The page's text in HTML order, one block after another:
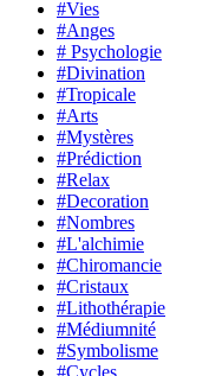
#Vies
#Anges
# Psychologie
#Divination
#Tropicale
#Arts
#Mystères
#Prédiction
#Relax
#Decoration
#Nombres
#L'alchimie
#Chiromancie
#Cristaux
#Lithothérapie
#Médiumnité
#Symbolisme